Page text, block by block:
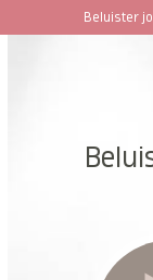
Beluister
Open
Close